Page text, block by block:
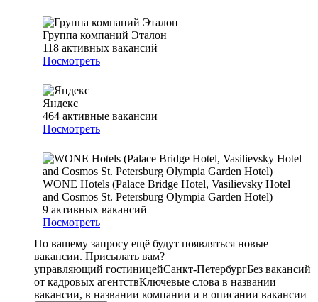
Группа компаний Эталон
118 активных вакансий
Посмотреть
Яндекс
464 активные вакансии
Посмотреть
WONE Hotels (Palace Bridge Hotel, Vasilievsky Hotel
and Cosmos St. Petersburg Olympia Garden Hotel)
9 активных вакансий
Посмотреть
По вашему запросу ещё будут появляться новые
вакансии. Присылать вам?
управляющий гостиницейСанкт-ПетербургБез вакансий
от кадровых агентствКлючевые слова в названии
вакансии, в названии компании и в описании вакансии